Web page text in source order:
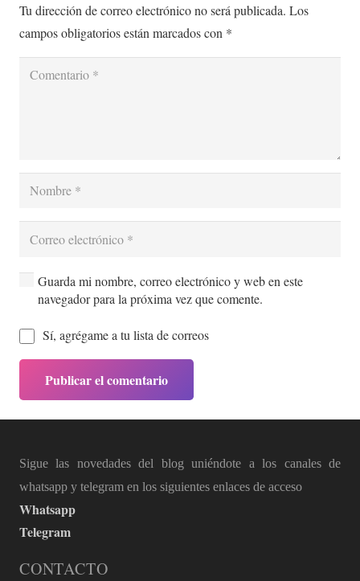
Tu dirección de correo electrónico no será publicada. Los
campos obligatorios están marcados con *
Guarda mi nombre, correo electrónico y web en este
navegador para la próxima vez que comente.
Sí, agrégame a tu lista de correos
Publicar el comentario
Sigue las novedades del blog uniéndote a los canales de
whatsapp y telegram en los siguientes enlaces de acceso
Whatsapp
Telegram
CONTACTO